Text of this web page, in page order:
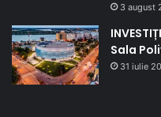
3 august
Sala
31 iulie